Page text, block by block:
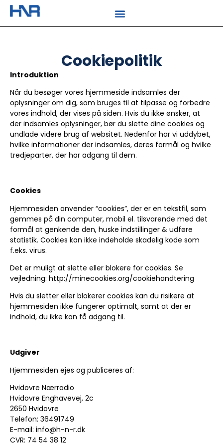
Cookiepolitik
Introduktion
Når du besøger vores hjemmeside indsamles der
oplysninger om dig, som bruges til at tilpasse og forbedre
vores indhold, der vises på siden. Hvis du ikke ønsker, at
der indsamles oplysninger, bør du slette dine cookies og
undlade videre brug af websitet. Nedenfor har vi uddybet,
hvilke informationer der indsamles, deres formål og hvilke
tredjeparter, der har adgang til dem.
Cookies
Hjemmesiden anvender “cookies”, der er en tekstfil, som
gemmes på din computer, mobil el. tilsvarende med det
formål at genkende den, huske indstillinger & udføre
statistik. Cookies kan ikke indeholde skadelig kode som
f.eks. virus.
Det er muligt at slette eller blokere for cookies. Se
vejledning: http://minecookies.org/cookiehandtering
Hvis du sletter eller blokerer cookies kan du risikere at
hjemmesiden ikke fungerer optimalt, samt at der er
indhold, du ikke kan få adgang til.
Udgiver
Hjemmesiden ejes og publiceres af:
Hvidovre Nærradio
Hvidovre Enghavevej, 2c
2650 Hvidovre
Telefon: 36491749
E-mail: info@h-n-r.dk
CVR: 74 54 38 12